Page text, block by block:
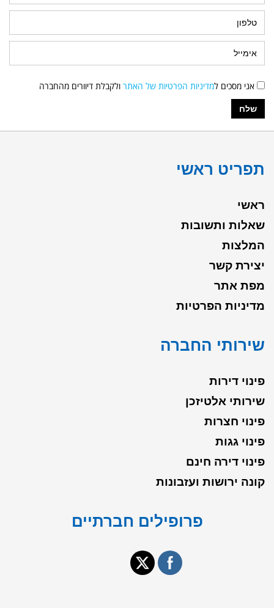
אני מסכים למדיניות הפרטיות של האתר ולקבלת דיוורים מהחברה
תפריט ראשי
ראשי
שאלות ותשובות
המלצות
יצירת קשר
מפת אתר
מדיניות הפרטיות
שירותי החברה
פינוי דירות
שירותי אלטיזכן
פינוי חצרות
פינוי גגות
פינוי דירה חינם
קונה ירושות ועזבונות
פרופילים חברתיים